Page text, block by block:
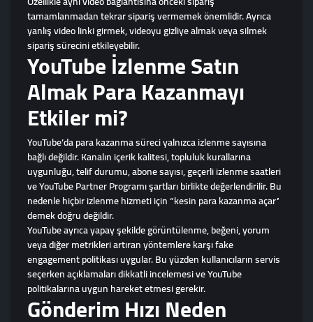
tamamlanmadan tekrar sipariş vermemek önemlidir. Ayrıca
yanlış video linki girmek, videoyu gizliye almak veya silmek
sipariş sürecini etkileyebilir.
YouTube İzlenme Satın
Almak Para Kazanmayı
Etkiler mi?
YouTube’da para kazanma süreci yalnızca izlenme sayısına
bağlı değildir. Kanalın içerik kalitesi, topluluk kurallarına
uygunluğu, telif durumu, abone sayısı, geçerli izlenme saatleri
ve YouTube Partner Programı şartları birlikte değerlendirilir. Bu
nedenle hiçbir izlenme hizmeti için “kesin para kazanma açar”
demek doğru değildir.
YouTube ayrıca yapay şekilde görüntülenme, beğeni, yorum
veya diğer metrikleri artıran yöntemlere karşı fake
engagement politikası uygular. Bu yüzden kullanıcıların servis
seçerken açıklamaları dikkatli incelemesi ve YouTube
politikalarına uygun hareket etmesi gerekir.
Gönderim Hızı Neden